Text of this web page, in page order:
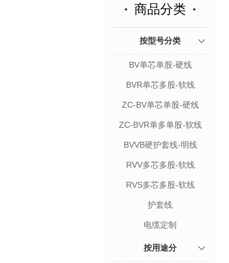
商品分类
按型号分类
BV单芯单股-硬线
BVR单芯多股-软线
ZC-BV单芯单股-硬线
ZC-BVR单多单股-软线
BVVB硬护套线-明线
RVV多芯多股-软线
RVS多芯多股-软线
护套线
电缆定制
按用途分